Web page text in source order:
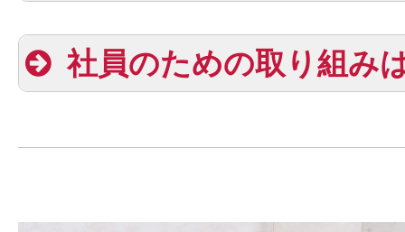
会社は従業員あってのもの
社員のための取り組み